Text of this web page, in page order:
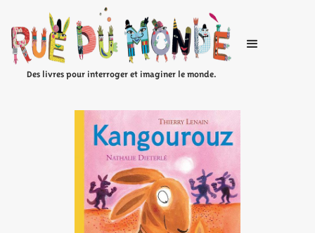
Des livres pour interroger et imaginer le monde.